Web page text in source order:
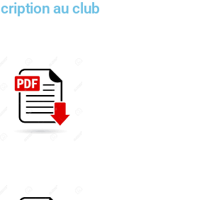
au club